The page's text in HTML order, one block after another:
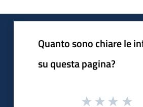
Quanto sono chiare le
su questa pagina?